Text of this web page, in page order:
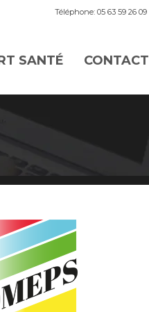
Téléphone: 05 63 59 26 09
SANTÉ CONTACT